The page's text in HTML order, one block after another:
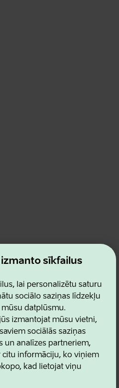
sīkfailus
lai personalizētu saturu
sociālo saziņas līdzekļu
datplūsmu.
izmantojat mūsu vietni,
sociālās saziņas
un analīzes partneriem,
citu informāciju, ko viņiem
kad lietojat viņu
politika